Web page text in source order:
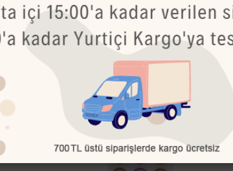
Bu Ürünler de İlginizi Çekebilir